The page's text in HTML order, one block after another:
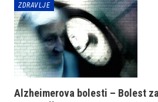
ZDRAVLJE
Alzheimerova bolesti – Bolest